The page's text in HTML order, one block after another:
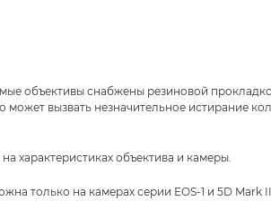
объективы снабжены резиновой
может вызвать незначительное истирание
характеристиках объектива и камеры.
только на камерах серии EOS-1 и 5D Mark